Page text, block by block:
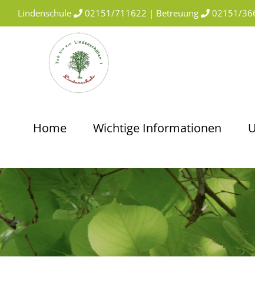
Lindenschule 02151/711622 | Betreuung 02151/
Home Wichtige Informationen